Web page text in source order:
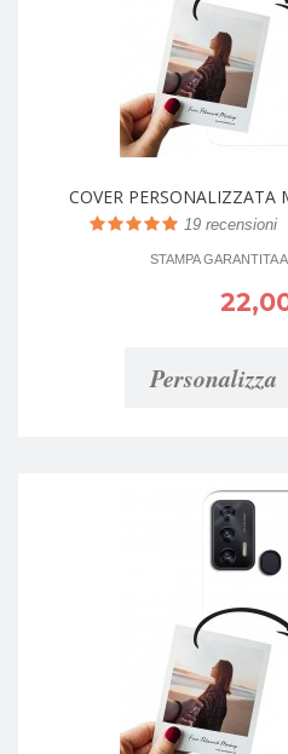
COVER PERSONALIZZATA
19 recensioni
STAMPA GARANTITA
Personalizza